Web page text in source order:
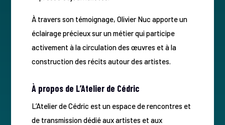
À travers son témoignage, Olivier Nuc apporte un
éclairage précieux sur un métier qui participe
activement à la circulation des œuvres et à la
construction des récits autour des artistes.
À propos de L’Atelier de Cédric
L’Atelier de Cédric est un espace de rencontres et
de transmission dédié aux artistes et aux